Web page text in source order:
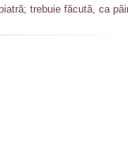
trebuie făcută, ca